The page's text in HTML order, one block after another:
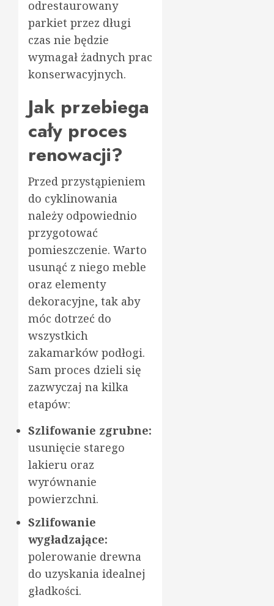
odrestaurowany
parkiet przez długi
czas nie będzie
wymagał żadnych prac
konserwacyjnych.
Jak przebiega
cały proces
renowacji?
Przed przystąpieniem
do cyklinowania
należy odpowiednio
przygotować
pomieszczenie. Warto
usunąć z niego meble
oraz elementy
dekoracyjne, tak aby
móc dotrzeć do
wszystkich
zakamarków podłogi.
Sam proces dzieli się
zazwyczaj na kilka
etapów:
Szlifowanie zgrubne:
usunięcie starego
lakieru oraz
wyrównanie
powierzchni.
Szlifowanie
wygładzające:
polerowanie drewna
do uzyskania idealnej
gładkości.